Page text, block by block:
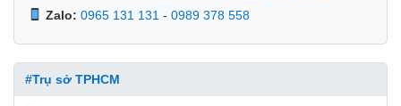
Zalo: 0965 131 131 - 0989 378 558
#Trụ sở TPHCM